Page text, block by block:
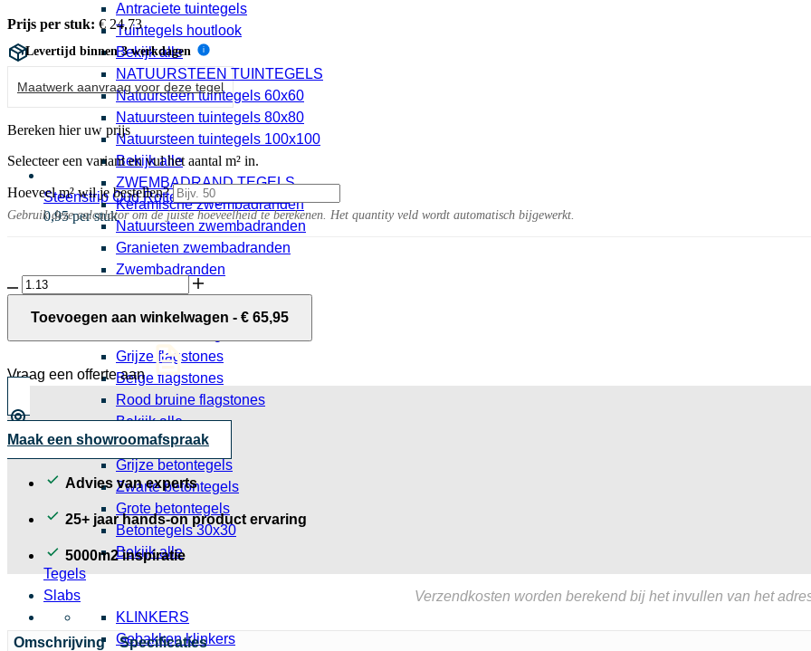
Steenstrip Oud Rotterdam getrommeld
0,95 per stuk
Antraciete tuintegels
Tuintegels houtlook
Bekijk alle
NATUURSTEEN TUINTEGELS
Natuursteen tuintegels 60x60
Natuursteen tuintegels 80x80
Natuursteen tuintegels 100x100
Bekijk alle
ZWEMBADRAND TEGELS
Keramische zwembadranden
Natuursteen zwembadranden
Granieten zwembadranden
Zwembadranden
Bekijk alle
FLAGSTONES
Grijze flagstones
Beige flagstones
Rood bruine flagstones
Bekijk alle
BETONTEGELS
Grijze betontegels
Zwarte betontegels
Grote betontegels
Betontegels 30x30
Bekijk alle
Tegels
Slabs
KLINKERS
Gebakken klinkers
Prijs per stuk: € 24,73
Levertijd binnen 3 werkdagen i
Maatwerk aanvraag voor deze tegel
Bereken hier uw prijs
Selecteer een variant en vul het aantal m² in.
Hoeveel m² wil je bestellen?
Gebruik deze calculator om de juiste hoeveelheid te berekenen. Het quantity veld wordt automatisch bijgewerkt.
Tamashi
10MM
Walnut
aantal
Toevoegen aan winkelwagen - € 65,95
Vraag een offerte aan
Maak een showroomafspraak
Advies van experts
25+ jaar hands-on product ervaring
5000m2 inspiratie
Verzendkosten worden berekend bij het invullen van het
Omschrijving
Specificaties